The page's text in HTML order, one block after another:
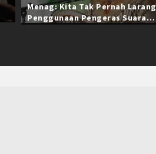
Menag: Kita Tak Pernah Larang
Penggunaan Pengeras Suara